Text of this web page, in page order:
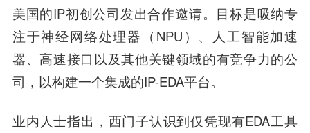
美国的IP初创公司发出合作邀请。目标是吸纳专
注于神经网络处理器（NPU）、人工智能加速
器、高速接口以及其他关键领域的有竞争力的公
司，以构建一个集成的IP-EDA平台。
业内人士指出，西门子认识到仅凭现有EDA工具